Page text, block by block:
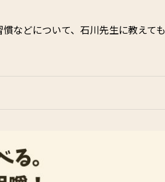
などについて、石川先生に教えても